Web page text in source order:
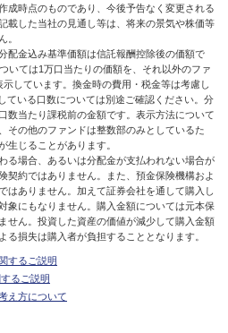
成時点のものであり、今後予告なく変更される
載した当社の見通し等は、将来の景気や株価等
。
配金込み基準価額は信託報酬控除後の価額で
いては1万口当たりの価額を、それ以外のファ
しています。換金時の費用・税金等は考慮し
ている口数については別途ご確認ください。分
数当たり課税前の金額です。表示方法について
その他のファンドは整数部のみとしているた
生じることがあります。
る場合、あるいは分配金が支払われない場合が
契約ではありません。また、預金保険機構およ
はありません。加えて証券会社を通して購入し
象にもなりません。購入金額については元本保
せん。投資した資産の価値が減少して購入金額
る損失は購入者が負担することとなります。
するご説明
るご説明
え方について